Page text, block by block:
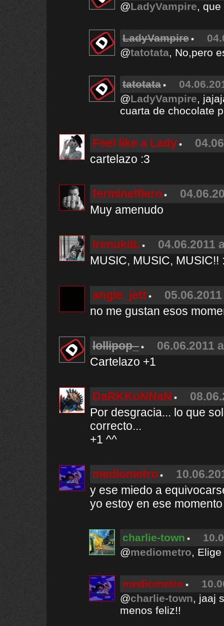
@LadyVampire,
LadyVampire
@tatotata, No,pero
tatotata
@LadyVampire,
cuarta de chocolate
Feel like a Lady
cartelazo :3
ferminelfiero
Muy amenudo
IrenukiiL
04.06.2011
MUSIC, MUSIC, MUSIC!!
angie_jett
no me gustan esos
lollipop_
06.06.2011
Cartelazo +1
DaRKKoNNaN
Por desgracia... lo que
correcto...
+1 ^^
mediometro
y ese miedo a
yo estoy en ese
charlie-town
@mediometro,
mediometro
@charlie-town, jaaj
menos feliz!!